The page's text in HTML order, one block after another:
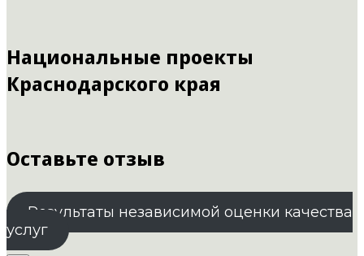
Национальные проекты
Краснодарского края
Оставьте отзыв
Результаты независимой оценки качества
услуг